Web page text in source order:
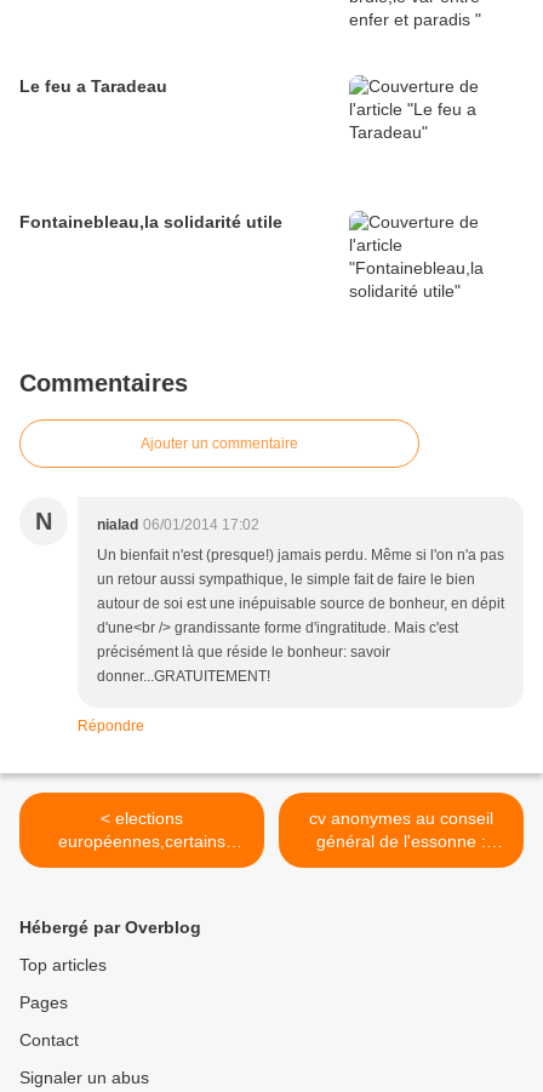
Le feu a Taradeau
Fontainebleau,la solidarité utile
Commentaires
Ajouter un commentaire
N nialad 06/01/2014 17:02
Un bienfait n'est (presque!) jamais perdu. Même si l'on n'a pas
un retour aussi sympathique, le simple fait de faire le bien
autour de soi est une inépuisable source de bonheur, en dépit
d'une<br /> grandissante forme d'ingratitude. Mais c'est
précisément là que réside le bonheur: savoir
donner...GRATUITEMENT!
Répondre
< elections
européennes,certains
voudraient que nous nous y
cv anonymes au conseil
général de l'essonne :
corvée de rires >
Hébergé par Overblog
Top articles
Pages
Contact
Signaler un abus